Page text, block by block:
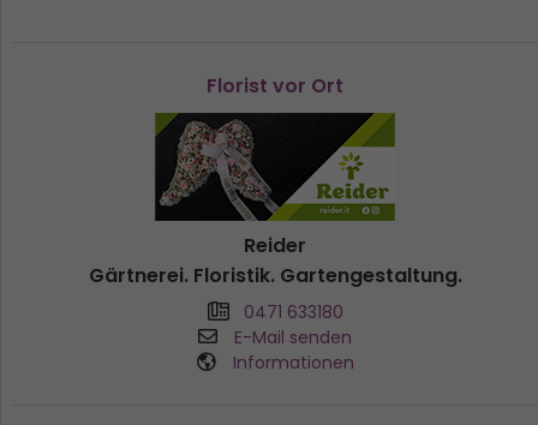
Florist vor Ort
Reider
Gärtnerei. Floristik. Gartengestaltung.
0471 633180
E-Mail senden
Informationen